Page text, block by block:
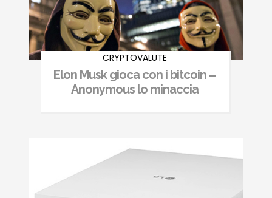
CRYPTOVALUTE
Elon Musk gioca con i bitcoin –
Anonymous lo minaccia